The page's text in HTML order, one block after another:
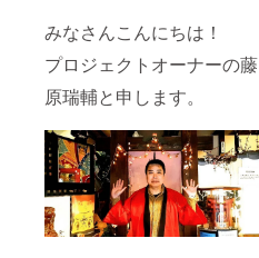
みなさんこんにちは！
プロジェクトオーナーの藤
原瑞輔と申します。